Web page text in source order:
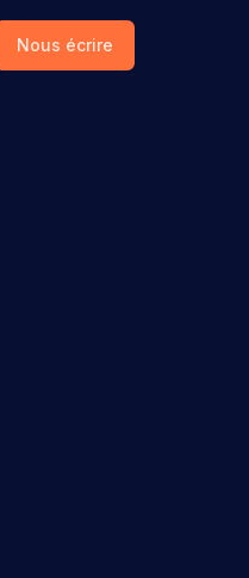
Nous écrire